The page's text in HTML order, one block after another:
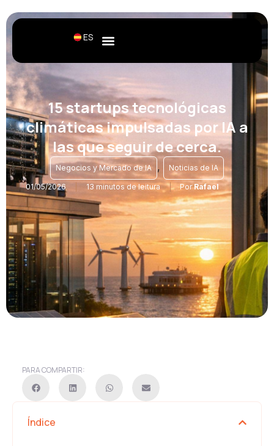
ES
15 startups tecnológicas
climáticas impulsadas por IA a
las que seguir de cerca.
Negocios y Mercado de IA , Noticias de IA
01/05/2026 13 minutos de leitura PorRafael
PARA COMPARTIR:
Índice